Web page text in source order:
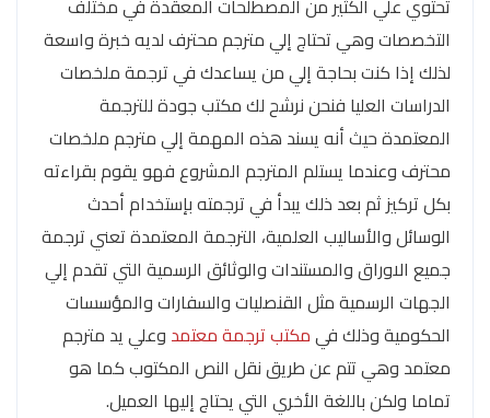
تحتوي علي الكثير من المصطلحات المعقدة في مختلف
التخصصات وهي تحتاج إلي مترجم محترف لديه خبرة واسعة
لذلك إذا كنت بحاجة إلي من يساعدك في ترجمة ملخصات
الدراسات العليا فنحن نرشح لك مكتب جودة للترجمة
المعتمدة حيث أنه يسند هذه المهمة إلي مترجم ملخصات
محترف وعندما يستلم المترجم المشروع فهو يقوم بقراءته
بكل تركيز ثم بعد ذلك يبدأ في ترجمته بإستخدام أحدث
الوسائل والأساليب العلمية، الترجمة المعتمدة تعني ترجمة
جميع الاوراق والمستندات والوثائق الرسمية التي تقدم إلي
الجهات الرسمية مثل القنصليات والسفارات والمؤسسات
الحكومية وذلك فيمكتب ترجمة معتمد وعلي يد مترجم
معتمد وهي تتم عن طريق نقل النص المكتوب كما هو
تماما ولكن باللغة الأخري التي يحتاج إليها العميل.